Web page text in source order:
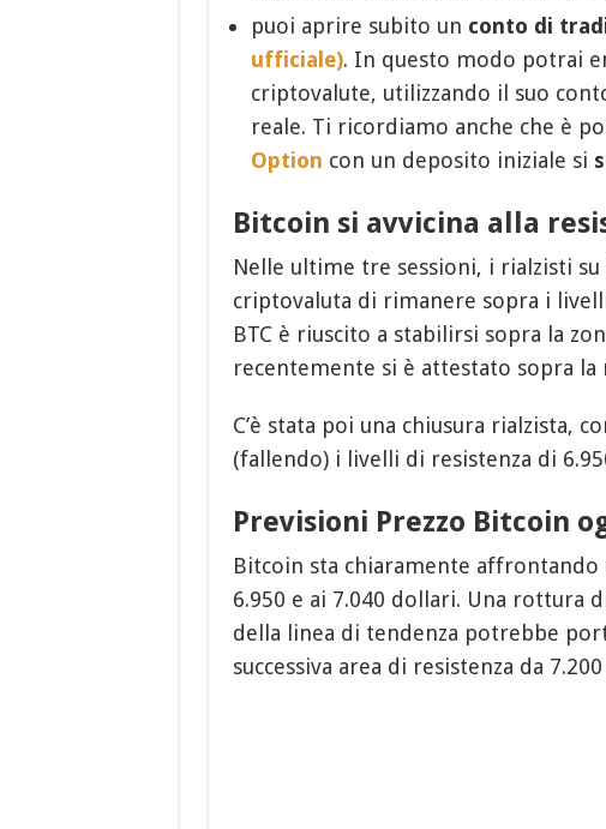
puoi aprire subito un conto di
ufficiale). In questo modo potrai
criptovalute, utilizzando il suo
reale. Ti ricordiamo anche che è
Option con un deposito iniziale si
Bitcoin si avvicina alla
Nelle ultime tre sessioni, i rialzisti
criptovaluta di rimanere sopra i
BTC è riuscito a stabilirsi sopra la
recentemente si è attestato sopra
C’è stata poi una chiusura rialzista,
(fallendo) i livelli di resistenza di
Previsioni Prezzo Bitcoin
Bitcoin sta chiaramente affrontando
6.950 e ai 7.040 dollari. Una rottura
della linea di tendenza potrebbe
successiva area di resistenza da